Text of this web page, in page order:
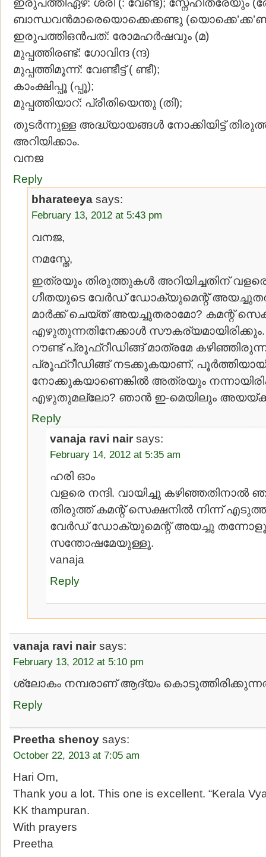
ബാന്ധവന്‍മാരെയൊക്കെക്കണ്ടു
ഇരുപത്തിഒന്‍പത്: രോമഹര്‍ഷവും (മ)
മുപ്പത്തിരണ്ട്: ഗോവിന്ദ (ന്ദ)
മുപ്പത്തിമൂന്ന്: വേണ്ടീട്ട് ( ണ്ടീ);
കാംക്ഷിപ്പൂ (പ്പൂ);
മുപ്പത്തിയാറ്: പ്രീതിയെന്തു (തി);
തുടര്‍ന്നുള്ള അദ്ധ്യായങ്ങള്‍ നോക്കിയിട്ട്
അറിയിക്കാം.
വനജ
Reply
bharateeya says:
February 13, 2012 at 5:43 pm
വനജ,
നമസ്തേ,
ഇത്രയും തിരുത്തുകള്‍ അറിയിച്ചതിന്
ഗീതയുടെ വേര്‍ഡ് ഡോക്യുമെന്റ്
മാര്‍ക്ക് ചെയ്ത് അയച്ചുതരാമോ? കമന്റ്
എഴുതുന്നതിനേക്കാള്‍
റൗണ്ട് പ്രൂഫ്റീഡിങ്ങ് മാത്രമേ
പ്രൂഫ്റീഡിങ്ങ് നടക്കുകയാണ്,
നോക്കുകയാണെങ്കില്‍ അത്രയും
എഴുതുമല്ലോ? ഞാന്‍ ഇ-മെയിലും
Reply
vanaja ravi nair says:
February 14, 2012 at 5:35 am
ഹരി ഓം
വളരെ നന്ദി. വായിച്ചു കഴിഞ്ഞതിനാല്‍
തിരുത്ത് കമന്റ്‌ സെക്ഷനില്‍ നിന്ന്
വേര്‍ഡ്‌ ഡോക്യുമെന്റ് അയച്ചു
സന്തോഷമേയുള്ളൂ.
vanaja
Reply
vanaja ravi nair says:
February 13, 2012 at 5:10 pm
ശ്ലോകം നമ്പരാണ് ആദ്യം
Reply
Preetha shenoy says:
October 22, 2013 at 7:05 am
Hari Om,
Thank you a lot. This one is excellent. “Kerala
KK thampuran.
With prayers
Preetha